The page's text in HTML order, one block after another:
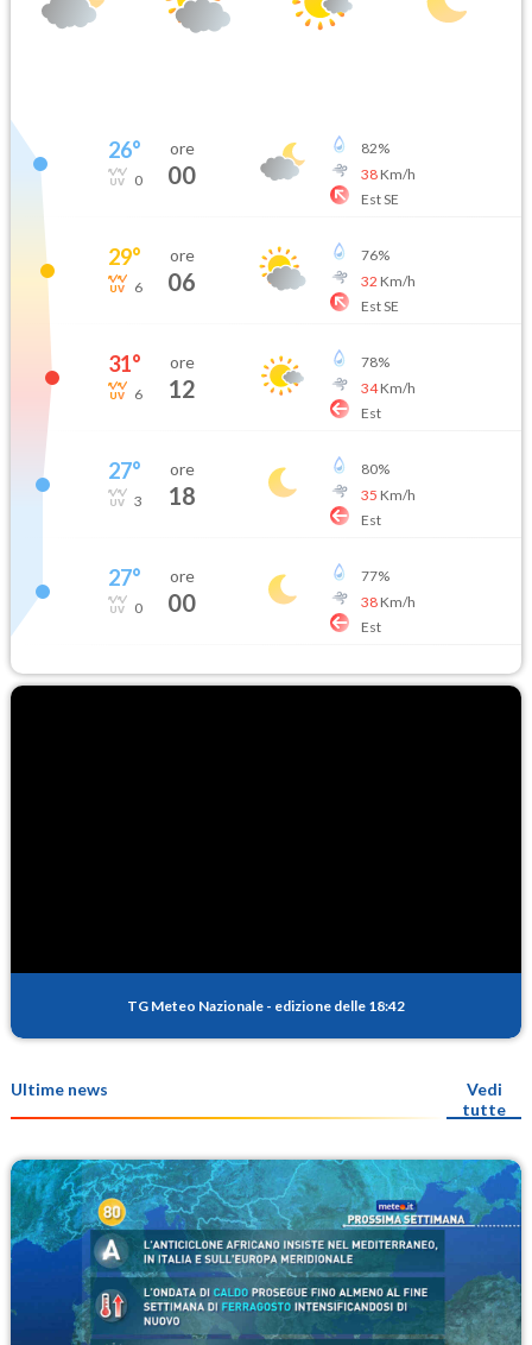
26°
0
ore
00
82%
38Km/h
Est SE
29°
6
ore
06
76%
32 Km/h
Est SE
31°
6
ore
12
78%
34Km/h
Est
27°
3
ore
18
80%
35 Km/h
Est
27°
0
ore
00
77%
38Km/h
Est
TG Meteo Nazionale - edizione delle 18:42
Ultime news
Vedi
tutte